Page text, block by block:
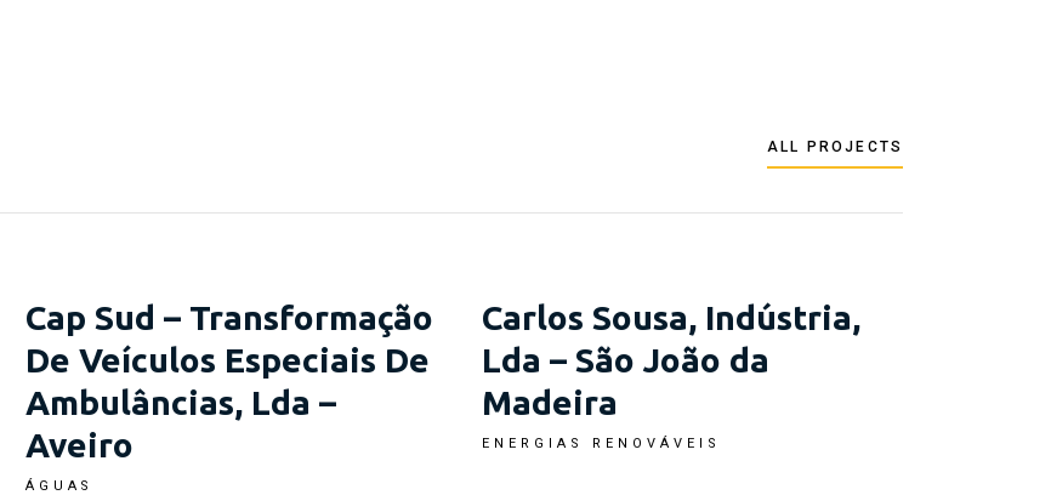
ALL PROJECTS
Cap Sud – Transformação
De Veículos Especiais De
Ambulâncias, Lda –
Aveiro
ÁGUAS
Carlos Sousa, Indústria,
Lda – São João da
Madeira
ENERGIAS RENOVÁVEIS